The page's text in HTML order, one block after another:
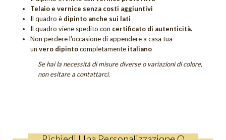
Quadri Sogno
Quadri Tramonti
Quadri Unici
Tutti i quadri figurativi
Telaio e vernice senza costi aggiuntivi
Il quadro è dipinto anche sui lati
Il quadro viene spedito con certificato di autenticità.
Non perderel'occasione di appendere a casa tua
un vero dipintocompletamenteitaliano
Se hai la necessità di misure diverse o variazioni di colore,
non esitare a contattarci.